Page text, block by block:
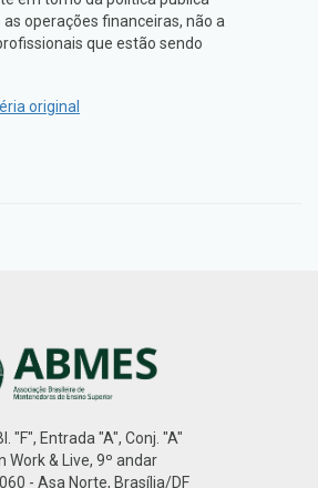
operações financeiras, não a
que estão sendo
original
"F", Entrada "A", Conj. "A"
Work & Live, 9º andar
- Asa Norte, Brasília/DF